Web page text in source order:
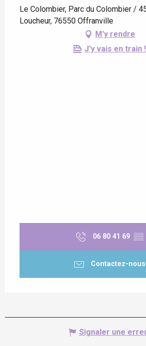
Le Colombier, Parc du Colombier /
Loucheur, 76550 Offranville
M'y rendre
J'y vais en train !
06 80 41 69 ▒▒
Contactez-nous
Signaler une